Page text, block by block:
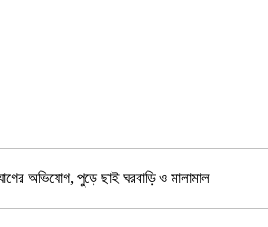
অভিযোগ, পুড়ে ছাই ঘরবাড়ি ও মালামাল